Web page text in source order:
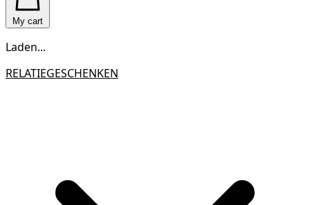
My cart
Laden...
RELATIEGESCHENKEN